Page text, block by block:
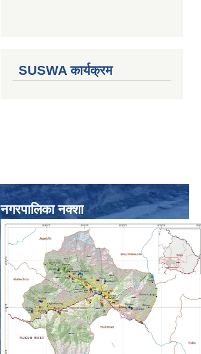
SUSWA कार्यक्रम
नगरपालिका नक्शा